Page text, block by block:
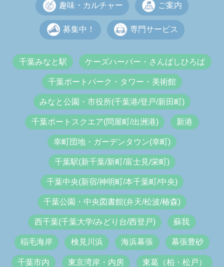
趣味・カルチャー ご案内
募集中！ 専門サービス
千葉みなと駅 ケーズハーバー・さんばしひろば
千葉ポートパーク・タワー・美術館
みなと公園・市役所(千葉港/登戸/新田町)
千葉ポートスクエア(問屋町/出洲港) 新港
幸町団地・ガーデンタウン(幸町)
千葉駅(新千葉/新町/富士見/栄町)
千葉中央(新宿/神明町/本千葉町/中央)
千葉公園・中央図書館(弁天/松波/椿森)
西千葉(千葉大学/みどり台/西登戸) 蘇我
稲毛海岸 検見川浜 海浜幕張 幕張豊砂
千葉市内 東京湾岸・内房 東葛（柏・松戸）